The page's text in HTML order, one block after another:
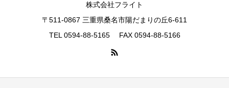
株式会社フライト
〒511-0867 三重県桑名市陽だまりの丘6-611
TEL 0594-88-5165 FAX 0594-88-5166